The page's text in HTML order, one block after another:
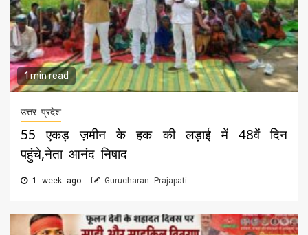
1 min read
उत्तर प्रदेश
55 एकड़ ज़मीन के हक की लड़ाई में 48वें दिन
पहुंचे,नेता आनंद निषाद
1 week ago Gurucharan Prajapati